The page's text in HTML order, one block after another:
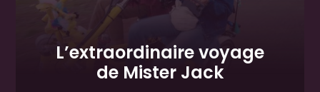
L’extraordinaire voyage
de Mister Jack